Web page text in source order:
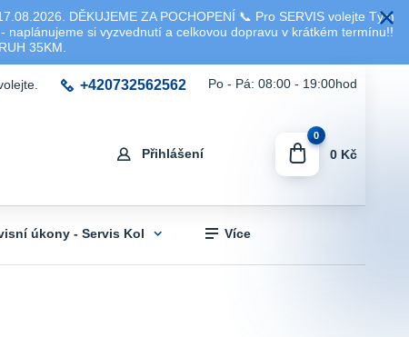
DĚKUJEME ZA POCHOPENÍ 📞 Pro SERVIS volejte Tým
si vyzvednutí a celkovou dopravu v krátkém termínu!!
35KM.
Přihlášení
+420732562562 Po - Pá: 08:00 - 19:00hod
0
0 Kč
úkony - Servis Kol Více